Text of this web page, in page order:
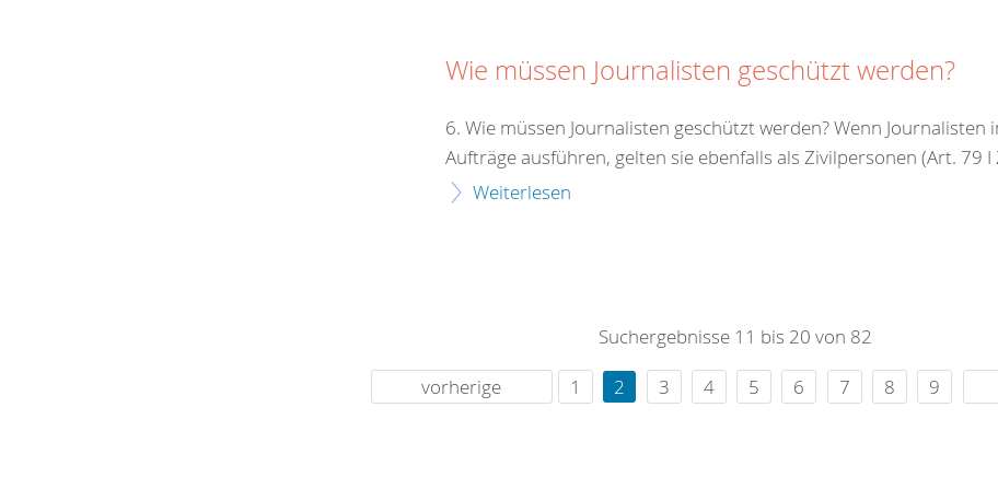
Wie müssen Journalisten geschützt werden?
6. Wie müssen Journalisten geschützt werden? Wenn
Aufträge ausführen, gelten sie ebenfalls als Zivilpersonen (Art. 79 I
Weiterlesen
Suchergebnisse 11 bis 20 von 82
vorherige
1 2 3 4 5 6 7 8 9